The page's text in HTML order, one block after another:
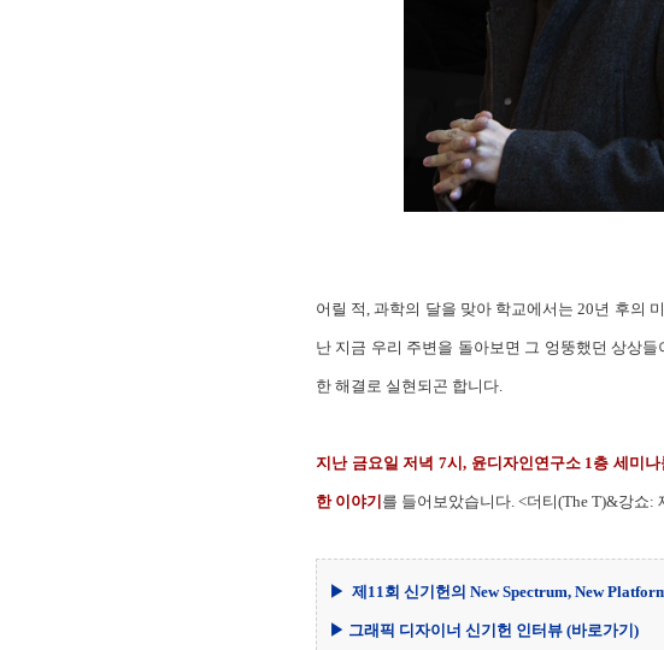
어릴 적, 과학의 달을 맞아 학교에서는 20년 후의
난 지금 우리 주변을 돌아보면 그 엉뚱했던 상상
한 해결로 실현되곤 합니다.
지난 금요일 저녁 7시, 윤디자인연구소 1층 세미
한 이야기 를 들어보았습니다. <더티(The T)&강쇼:
▶ 제11회 신기헌의 New Spectrum, New
▶ 그래픽 디자이너 신기헌 인터뷰 (바로가기)